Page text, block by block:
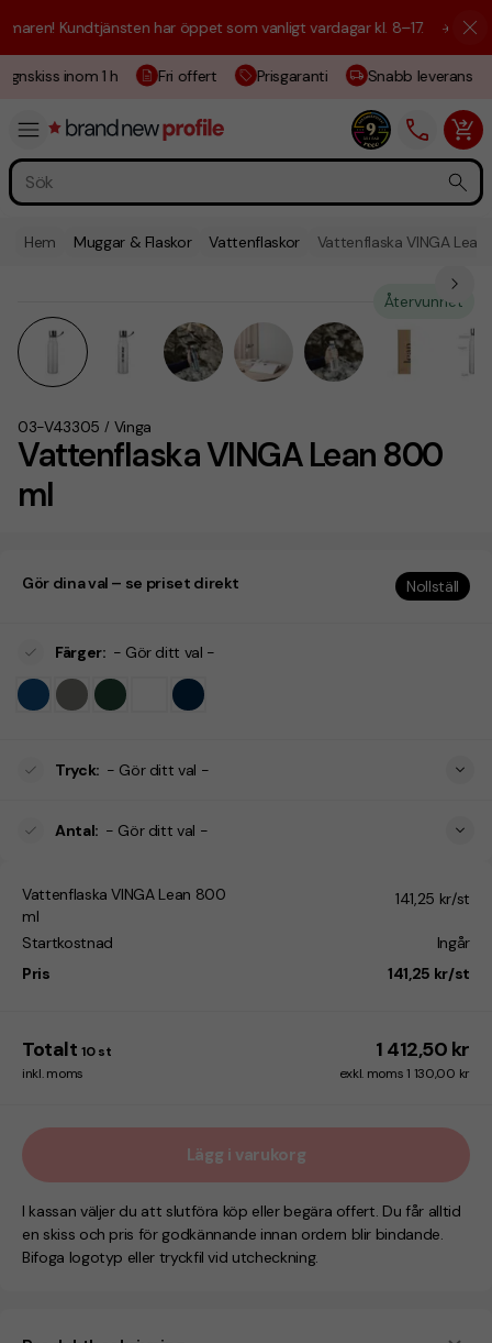
Kundtjänsten har öppet som vanligt vardagar kl. 8–17. ☀️ Vi är här
inom 1 h Fri offert Prisgaranti Snabb leverans
Hem Muggar & Flaskor Vattenflaskor Vattenflaska VINGA
Vattenflaska VINGA Lean 800
ml
03-V43305 / Vinga
Återvunnet
Gör dina val – se priset direkt Nollställ
Färger: - Gör ditt val -
Tryck: - Gör ditt val -
Antal: - Gör ditt val -
Vattenflaska VINGA Lean 800
ml
141,25 kr/st
Startkostnad
Ingår
Pris
141,25 kr/st
Totalt 10 st 1 412,50 kr
inkl. moms exkl. moms 1 130,00 kr
Lägg i varukorg
I kassan väljer du att slutföra köp eller begära offert. Du får alltid
en skiss och pris för godkännande innan ordern blir bindande.
Bifoga logotyp eller tryckfil vid utcheckning.